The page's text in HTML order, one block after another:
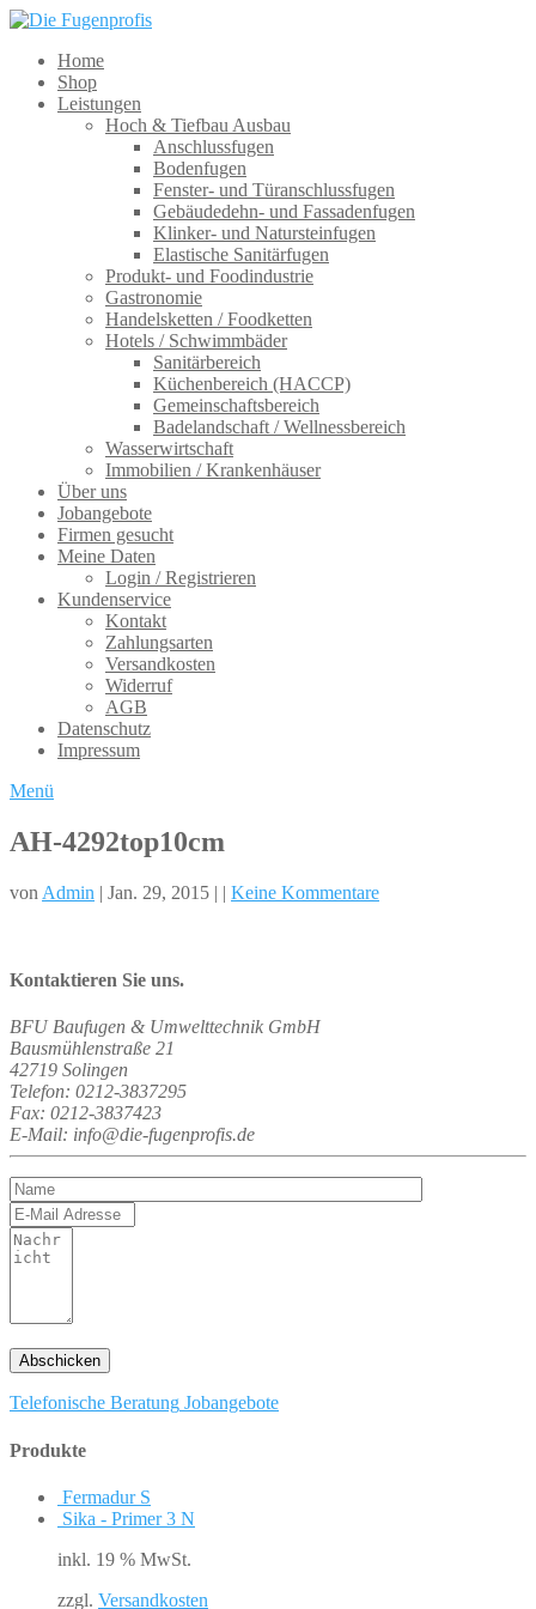
Home
Shop
Leistungen
Hoch & Tiefbau Ausbau
Anschlussfugen
Bodenfugen
Fenster- und Türanschlussfugen
Gebäudedehn- und Fassadenfugen
Klinker- und Natursteinfugen
Elastische Sanitärfugen
Produkt- und Foodindustrie
Gastronomie
Handelsketten / Foodketten
Hotels / Schwimmbäder
Sanitärbereich
Küchenbereich (HACCP)
Gemeinschaftsbereich
Badelandschaft / Wellnessbereich
Wasserwirtschaft
Immobilien / Krankenhäuser
Über uns
Jobangebote
Firmen gesucht
Meine Daten
Login / Registrieren
Kundenservice
Kontakt
Zahlungsarten
Versandkosten
Widerruf
AGB
Datenschutz
Impressum
Menü
AH-4292top10cm
von Admin | Jan. 29, 2015 | | Keine Kommentare
Kontaktieren Sie uns.
BFU Baufugen & Umwelttechnik GmbH
Bausmühlenstraße 21
42719 Solingen
Telefon: 0212-3837295
Fax: 0212-3837423
E-Mail: info@die-fugenprofis.de
Telefonische Beratung Jobangebote
Produkte
Fermadur S
Sika - Primer 3 N
inkl. 19 % MwSt.
zzgl. Versandkosten